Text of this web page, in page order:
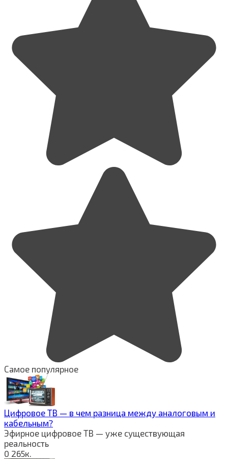
Самое популярное
Цифровое ТВ — в чем разница между аналоговым и
кабельным?
Эфирное цифровое ТВ — уже существующая
реальность
0 265к.